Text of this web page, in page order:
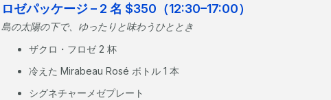
ロゼパッケージ – 2 名 $350（12:30–17:00）
島の太陽の下で、ゆったりと味わうひととき
ザクロ・フロゼ 2 杯
冷えた Mirabeau Rosé ボトル 1 本
シグネチャーメゼプレート